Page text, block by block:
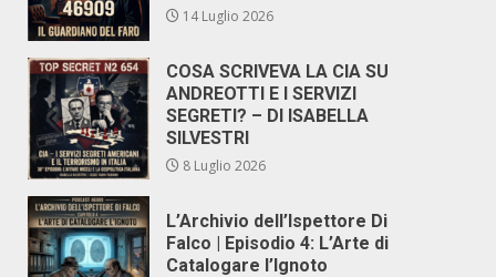
14 Luglio 2026
COSA SCRIVEVA LA CIA SU
ANDREOTTI E I SERVIZI
SEGRETI? – DI ISABELLA
SILVESTRI
8 Luglio 2026
L’Archivio dell’Ispettore Di
Falco | Episodio 4: L’Arte di
Catalogare l’Ignoto